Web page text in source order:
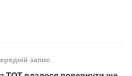
запис